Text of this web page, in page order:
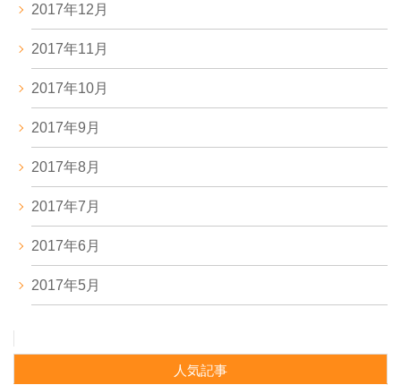
2017年12月
2017年11月
2017年10月
2017年9月
2017年8月
2017年7月
2017年6月
2017年5月
人気記事